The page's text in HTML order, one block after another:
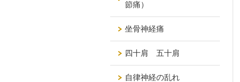
節痛）
坐骨神経痛
四十肩 五十肩
自律神経の乱れ